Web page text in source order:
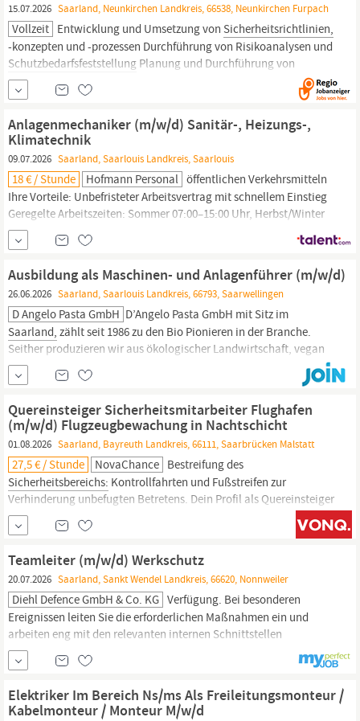
15.07.2026 Saarland, Neunkirchen Landkreis, 66538, Neunkirchen Furpach
Vollzeit Entwicklung und Umsetzung von Sicherheitsrichtlinien,
-konzepten und -prozessen Durchführung von Risikoanalysen und
Schutzbedarfsfeststellung Planung und Durchführung von
Schulungen, sowie Sensibilisierungsmaßnahmen Etablierung
und Koordination von Meldeprozessen für
Datenschutzvorfälle Identifikation,...
Anlagenmechaniker (m/w/d) Sanitär-, Heizungs-,
Klimatechnik
09.07.2026 Saarland, Saarlouis Landkreis, Saarlouis
18 € / Stunde Hofmann Personal öffentlichen Verkehrsmitteln
Ihre Vorteile: Unbefristeter Arbeitsvertrag mit schnellem Einstieg
Geregelte Arbeitszeiten: Sommer 07:00–15:00 Uhr, Herbst/Winter
08:00–16:00 Uhr Kostenlose
arbeitsmedizinische und
attraktive...
Ausbildung als Maschinen- und Anlagenführer (m/w/d)
26.06.2026 Saarland, Saarlouis Landkreis, 66793, Saarwellingen
D Angelo Pasta GmbH D’Angelo Pasta GmbH mit Sitz im
Saarland, zählt seit 1986 zu den Bio Pionieren in der Branche.
Seither produzieren wir aus ökologischer Landwirtschaft, vegan
als auch vegetarisch gefüllte Bio-Teigwaren. Der
unserer
Umwelt, den Anspruch an höchste Qualität und der kulinarische
Quereinsteiger Sicherheitsmitarbeiter Flughafen
(m/w/d) Flugzeugbewachung in Nachtschicht
01.08.2026 Saarland, Bayreuth Landkreis, 66111, Saarbrücken Malstatt
27,5 € / Stunde NovaChance Bestreifung des
Sicherheitsbereichs: Kontrollfahrten und Fußstreifen zur
Verhinderung unbefugten Betretens. Dein Profil als Quereinsteiger
Sicherheitsmitarbeiter
Flughafen (m/w/d) Flugzeugbewachung in
Nachtschicht in Saarbrücken Qualifikation: Sachkundeprüfung
nach §34a GewO erwünscht. Solltest du diesen Nachweis noch
nicht besitzen,...
Teamleiter (m/w/d) Werkschutz
20.07.2026 Saarland, Sankt Wendel Landkreis, 66620, Nonnweiler
Diehl Defence GmbH & Co. KG Verfügung. Bei besonderen
Ereignissen leiten Sie die erforder­lichen Maßnahmen ein und
arbeiten eng mit den relevanten internen Schnitt­stellen
zusammen. Im Tagesgeschäft verantworten Sie den Objekt­ schutz,
die Kontroll- und Streifen­dienste sowie die Über­wachung der
- und Melde­technik; darüber hinaus koordinieren Sie
beisicher­heits­rele­vanten
Elektriker Im Bereich Ns/ms Als Freileitungsmonteur /
Kabelmonteur / Monteur M/w/d